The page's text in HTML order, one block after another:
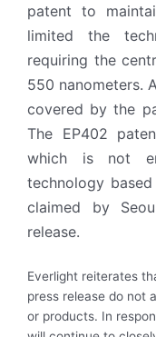
patent to
limited the
requiring the
550 nanometers.
covered by the
The EP402
which is not
technology
claimed by
release.
Everlight reiterates
press release do not
or products. In